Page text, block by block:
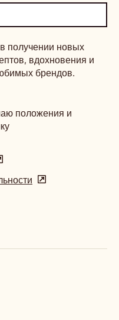
получении новых
вдохновения и
брендов.
положения и
(opens